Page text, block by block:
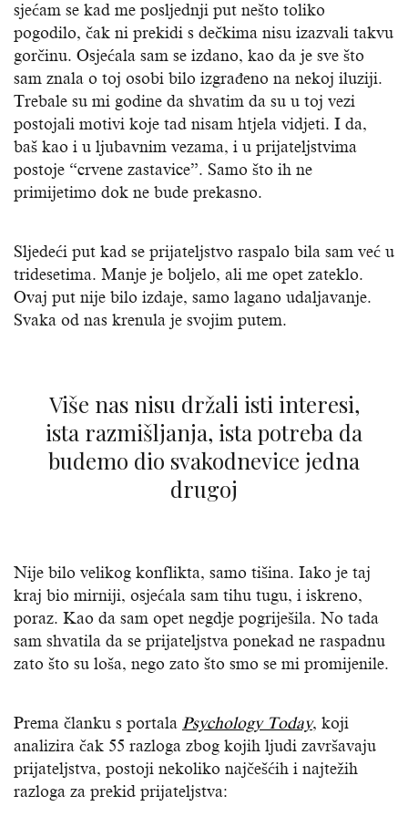
sjećam se kad me posljednji put nešto toliko
pogodilo, čak ni prekidi s dečkima nisu izazvali takvu
gorčinu. Osjećala sam se izdano, kao da je sve što
sam znala o toj osobi bilo izgrađeno na nekoj iluziji.
Trebale su mi godine da shvatim da su u toj vezi
postojali motivi koje tad nisam htjela vidjeti. I da,
baš kao i u ljubavnim vezama, i u prijateljstvima
postoje “crvene zastavice”. Samo što ih ne
primijetimo dok ne bude prekasno.
Sljedeći put kad se prijateljstvo raspalo bila sam već u
tridesetima. Manje je boljelo, ali me opet zateklo.
Ovaj put nije bilo izdaje, samo lagano udaljavanje.
Svaka od nas krenula je svojim putem.
Više nas nisu držali isti interesi,
ista razmišljanja, ista potreba da
budemo dio svakodnevice jedna
drugoj
Nije bilo velikog konflikta, samo tišina. Iako je taj
kraj bio mirniji, osjećala sam tihu tugu, i iskreno,
poraz. Kao da sam opet negdje pogriješila. No tada
sam shvatila da se prijateljstva ponekad ne raspadnu
zato što su loša, nego zato što smo se mi promijenile.
Prema članku s portala Psychology Today, koji
analizira čak 55 razloga zbog kojih ljudi završavaju
prijateljstva, postoji nekoliko najčešćih i najtežih
razloga za prekid prijateljstva: